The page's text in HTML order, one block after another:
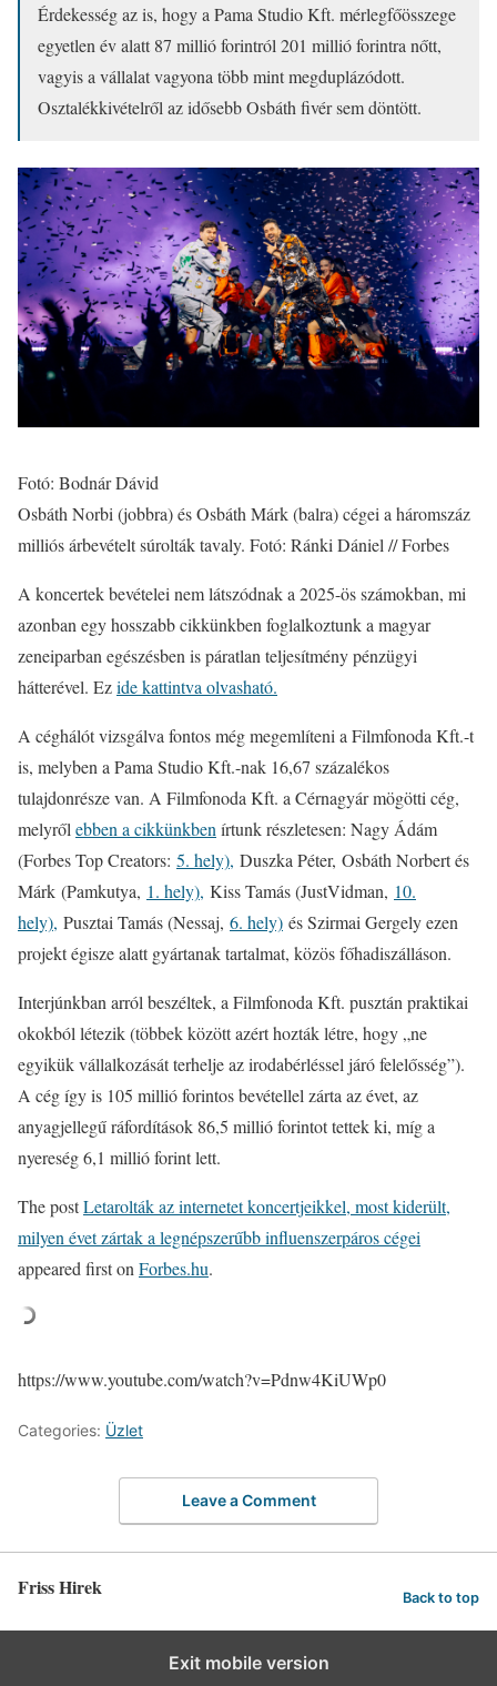
Érdekesség az is, hogy a Pama Studio Kft. mérlegfőösszege
egyetlen év alatt 87 millió forintról 201 millió forintra nőtt,
vagyis a vállalat vagyona több mint megduplázódott.
Osztalékkivételről az idősebb Osbáth fivér sem döntött.
Fotó: Bodnár Dávid
Osbáth Norbi (jobbra) és Osbáth Márk (balra) cégei a háromszáz
milliós árbevételt súrolták tavaly. Fotó: Ránki Dániel // Forbes
A koncertek bevételei nem látszódnak a 2025-ös számokban, mi
azonban egy hosszabb cikkünkben foglalkoztunk a magyar
zeneiparban egészésben is páratlan teljesítmény pénzügyi
hátterével. Ezide kattintva olvasható.
A céghálót vizsgálva fontos még megemlíteni a Filmfonoda Kft.-t
is, melyben a Pama Studio Kft.-nak 16,67 százalékos
tulajdonrésze van. A Filmfonoda Kft. a Cérnagyár mögötti cég,
melyről ebben a cikkünkben írtunk részletesen: Nagy Ádám
(Forbes Top Creators: 5. hely), Duszka Péter, Osbáth Norbert és
Márk (Pamkutya, 1. hely), Kiss Tamás (JustVidman, 10.
hely), Pusztai Tamás (Nessaj, 6. hely) és Szirmai Gergely ezen
projekt égisze alatt gyártanak tartalmat, közös főhadiszálláson.
Interjúnkban arról beszéltek, a Filmfonoda Kft. pusztán praktikai
okokból létezik (többek között azért hozták létre, hogy „ne
egyikük vállalkozását terhelje az irodabérléssel járó felelősség”).
A cég így is 105 millió forintos bevétellel zárta az évet, az
anyagjellegű ráfordítások 86,5 millió forintot tettek ki, míg a
nyereség 6,1 millió forint lett.
The postLetarolták az internetet koncertjeikkel, most kiderült,
milyen évet zártak a legnépszerűbb influenszerpáros cégei
appeared first on Forbes.hu.
https://www.youtube.com/watch?v=Pdnw4KiUWp0
Categories: Üzlet
Leave a Comment
Friss Hirek Back to top
Exit mobile version